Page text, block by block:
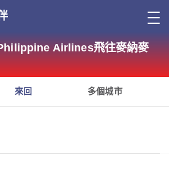
Airlines飛往麥納麥
來回 多個城市